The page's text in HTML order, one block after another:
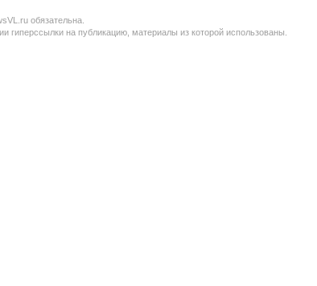
обязательна.
гиперссылки на публикацию, материалы из которой использованы.